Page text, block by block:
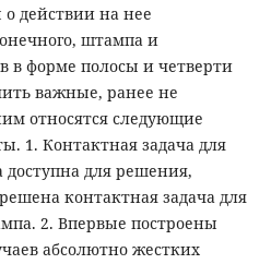
действии на нее
штампа и
в форме полосы и четверти
важные, ранее не
относятся следующие
1. Контактная задача для
для решения,
контактная задача для
2. Впервые построены
абсолютно жестких